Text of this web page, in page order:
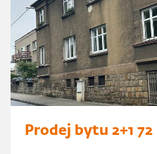
Prodej bytu 2+1